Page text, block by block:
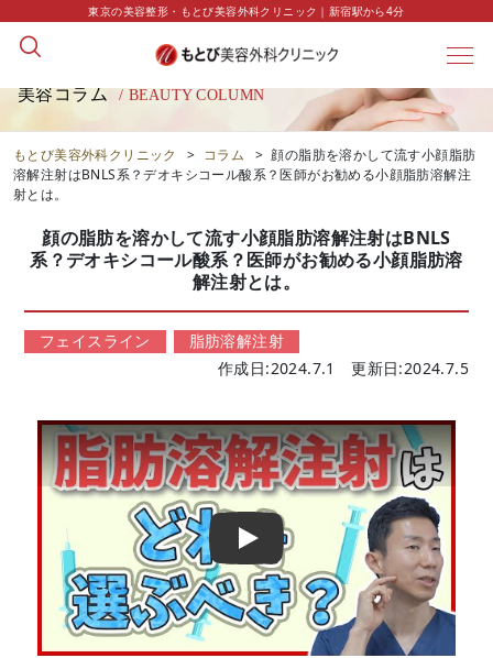
東京の美容整形・もとび美容外科クリニック｜新宿駅から4分
美容コラム / BEAUTY COLUMN
もとび美容外科クリニック > コラム > 顔の脂肪を溶かして流す小顔脂肪
溶解注射はBNLS系？デオキシコール酸系？医師がお勧める小顔脂肪溶解注
射とは。
顔の脂肪を溶かして流す小顔脂肪溶解注射はBNLS
系？デオキシコール酸系？医師がお勧める小顔脂肪溶
解注射とは。
フェイスライン 脂肪溶解注射
作成日:2024.7.1 更新日:2024.7.5
Play